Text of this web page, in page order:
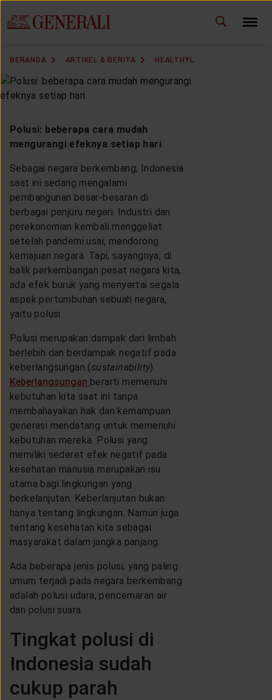
BERANDA ARTIKEL & BERITA HEALTHYLIVING
Polusi: beberapa cara mudah
mengurangi efeknya setiap hari
Sebagai negara berkembang, Indonesia
saat ini sedang mengalami
pembangunan besar-besaran di
berbagai penjuru negeri. Industri dan
perekonomian kembali menggeliat
setelah pandemi usai, mendorong
kemajuan negara. Tapi, sayangnya, di
balik perkembangan pesat negara kita,
ada efek buruk yang menyertai segala
aspek pertumbuhan sebuah negara,
yaitu polusi.
Polusi merupakan dampak dari limbah
berlebih dan berdampak negatif pada
keberlangsungan (sustainability).
Keberlangsungan berarti memenuhi
kebutuhan kita saat ini tanpa
membahayakan hak dan kemampuan
generasi mendatang untuk memenuhi
kebutuhan mereka. Polusi yang
memiliki sederet efek negatif pada
kesehatan manusia merupakan isu
utama bagi lingkungan yang
berkelanjutan. Keberlanjutan bukan
hanya tentang lingkungan. Namun juga
tentang kesehatan kita sebagai
masyarakat dalam jangka panjang.
Ada beberapa jenis polusi, yang paling
umum terjadi pada negara berkembang
adalah polusi udara, pencemaran air
dan polusi suara.
Tingkat polusi di
Indonesia sudah
cukup parah
GANTI BAHASA
KANTOR PEMASARAN
TEMUKAN AGEN
SOLUSI KAMI
LAYANAN NASABAH
ARTIKEL DAN BERITA
TENTANG GENERALI
ACARA
KEAGENAN